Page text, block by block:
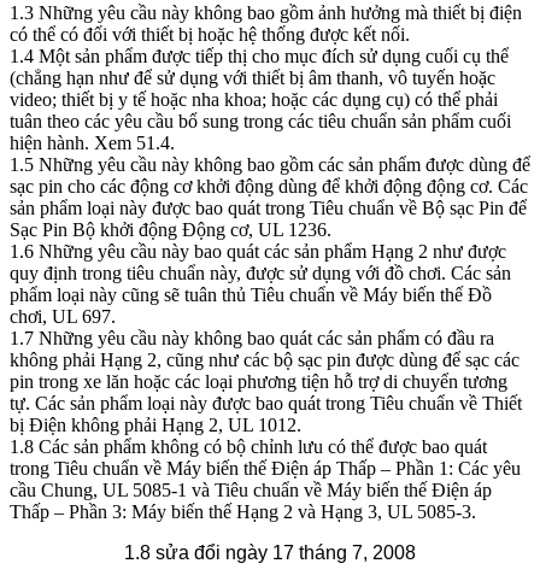
1.3 Những yêu cầu này không bao gồm ảnh hưởng mà thiết bị điện
có thể có đối với thiết bị hoặc hệ thống được kết nối.
1.4 Một sản phẩm được tiếp thị cho mục đích sử dụng cuối cụ thể
(chẳng hạn như để sử dụng với thiết bị âm thanh, vô tuyến hoặc
video; thiết bị y tế hoặc nha khoa; hoặc các dụng cụ) có thể phải
tuân theo các yêu cầu bổ sung trong các tiêu chuẩn sản phẩm cuối
hiện hành. Xem 51.4.
1.5 Những yêu cầu này không bao gồm các sản phẩm được dùng để
sạc pin cho các động cơ khởi động dùng để khởi động động cơ. Các
sản phẩm loại này được bao quát trong Tiêu chuẩn về Bộ sạc Pin để
Sạc Pin Bộ khởi động Động cơ, UL 1236.
1.6 Những yêu cầu này bao quát các sản phẩm Hạng 2 như được
quy định trong tiêu chuẩn này, được sử dụng với đồ chơi. Các sản
phẩm loại này cũng sẽ tuân thủ Tiêu chuẩn về Máy biến thế Đồ
chơi, UL 697.
1.7 Những yêu cầu này không bao quát các sản phẩm có đầu ra
không phải Hạng 2, cũng như các bộ sạc pin được dùng để sạc các
pin trong xe lăn hoặc các loại phương tiện hỗ trợ di chuyển tương
tự. Các sản phẩm loại này được bao quát trong Tiêu chuẩn về Thiết
bị Điện không phải Hạng 2, UL 1012.
1.8 Các sản phẩm không có bộ chỉnh lưu có thể được bao quát
trong Tiêu chuẩn về Máy biến thế Điện áp Thấp – Phần 1: Các yêu
cầu Chung, UL 5085-1 và Tiêu chuẩn về Máy biến thế Điện áp
Thấp – Phần 3: Máy biến thế Hạng 2 và Hạng 3, UL 5085-3.
1.8 sửa đổi ngày 17 tháng 7, 2008